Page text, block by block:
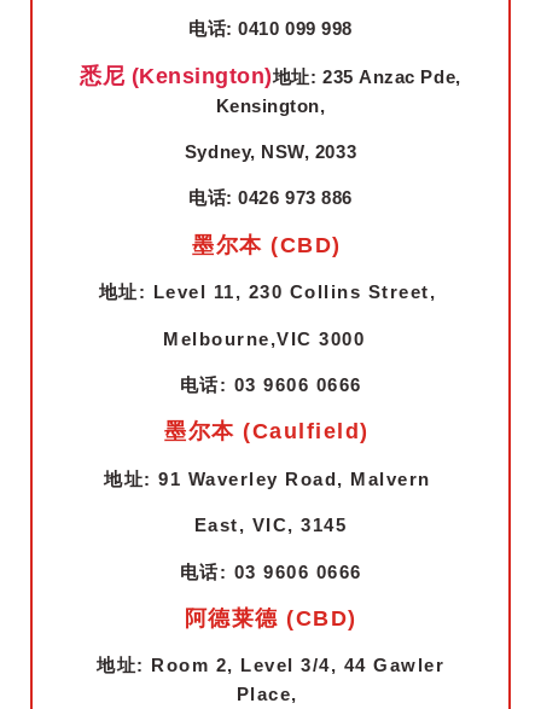
电话: 0410 099 998
悉尼 (Kensington)地址: 235 Anzac Pde,
Kensington,
Sydney, NSW, 2033
电话: 0426 973 886
墨尔本 (CBD)
地址: Level 11, 230 Collins Street,
Melbourne,VIC 3000
电话: 03 9606 0666
墨尔本 (Caulfield)
地址: 91 Waverley Road, Malvern
East, VIC, 3145
电话: 03 9606 0666
阿德莱德 (CBD)
地址: Room 2, Level 3/4, 44 Gawler
Place,